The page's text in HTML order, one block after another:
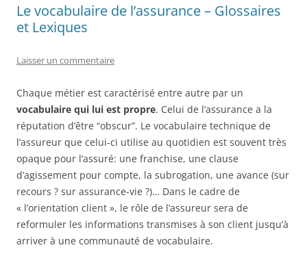
Le vocabulaire de l’assurance – Glossaires
et Lexiques
Laisser un commentaire
Chaque métier est caractérisé entre autre par un
vocabulaire qui lui est propre. Celui de l’assurance a la
réputation d’être “obscur”. Le vocabulaire technique de
l’assureur que celui-ci utilise au quotidien est souvent très
opaque pour l’assuré: une franchise, une clause
d’agissement pour compte, la subrogation, une avance (sur
recours ? sur assurance-vie ?)… Dans le cadre de
« l’orientation client », le rôle de l’assureur sera de
reformuler les informations transmises à son client jusqu’à
arriver à une communauté de vocabulaire.